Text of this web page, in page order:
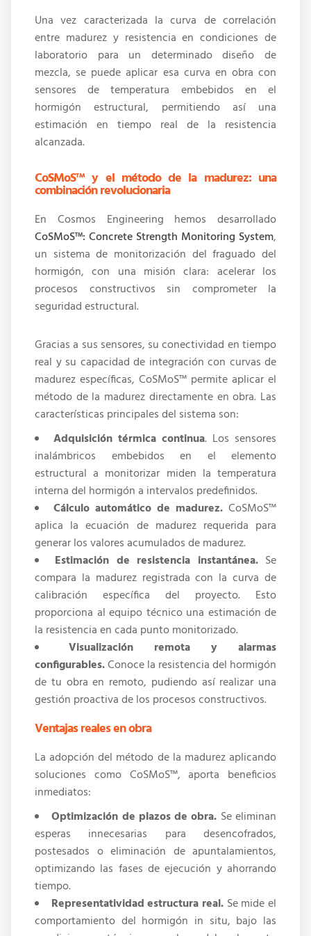
Una vez caracterizada la curva de correlación
entre madurez y resistencia en condiciones de
laboratorio para un determinado diseño de
mezcla, se puede aplicar esa curva en obra con
sensores de temperatura embebidos en el
hormigón estructural, permitiendo así una
estimación en tiempo real de la resistencia
alcanzada.
CoSMoS™ y el método de la madurez: una
combinación revolucionaria
En Cosmos Engineering hemos desarrollado
CoSMoS™: Concrete Strength Monitoring System,
un sistema de monitorización del fraguado del
hormigón, con una misión clara: acelerar los
procesos constructivos sin comprometer la
seguridad estructural.
Gracias a sus sensores, su conectividad en tiempo
real y su capacidad de integración con curvas de
madurez específicas, CoSMoS™ permite aplicar el
método de la madurez directamente en obra. Las
características principales del sistema son:
Adquisición térmica continua. Los sensores
inalámbricos embebidos en el elemento
estructural a monitorizar miden la temperatura
interna del hormigón a intervalos predefinidos.
Cálculo automático de madurez. CoSMoS™
aplica la ecuación de madurez requerida para
generar los valores acumulados de madurez.
Estimación de resistencia instantánea. Se
compara la madurez registrada con la curva de
calibración específica del proyecto. Esto
proporciona al equipo técnico una estimación de
la resistencia en cada punto monitorizado.
Visualización remota y alarmas
configurables.Conoce la resistencia del hormigón
de tu obra en remoto, pudiendo así realizar una
gestión proactiva de los procesos constructivos.
Ventajas reales en obra
La adopción del método de la madurez aplicando
soluciones como CoSMoS™, aporta beneficios
inmediatos:
Optimización de plazos de obra. Se eliminan
esperas innecesarias para desencofrados,
postesados o eliminación de apuntalamientos,
optimizando las fases de ejecución y ahorrando
tiempo.
Representatividad estructura real. Se mide el
comportamiento del hormigón in situ, bajo las